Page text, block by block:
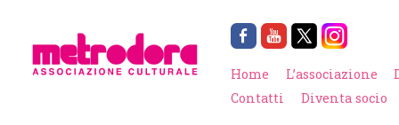
Home L’associazione
Contatti
Diventa socio